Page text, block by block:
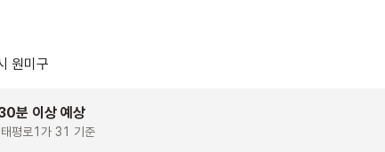
원미구
분 이상 예상
평로1가 31 기준